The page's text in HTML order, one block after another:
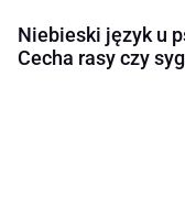
Niebieski język u
Cecha rasy czy